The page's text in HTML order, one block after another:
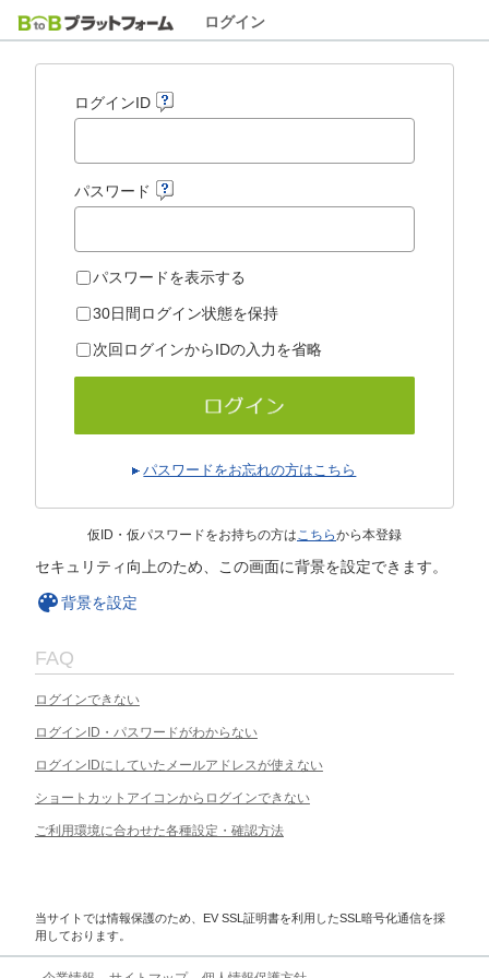
ログイン
ログインID
パスワード
パスワードを表示する
30日間ログイン状態を保持
次回ログインからIDの入力を省略
パスワードをお忘れの方はこちら
仮ID・仮パスワードをお持ちの方はこちらから本登録
セキュリティ向上のため、この画面に背景を設定できます。
背景を設定
FAQ
ログインできない
ログインID・パスワードがわからない
ログインIDにしていたメールアドレスが使えない
ショートカットアイコンからログインできない
ご利用環境に合わせた各種設定・確認方法
当サイトでは情報保護のため、EV SSL証明書を利用したSSL暗号化通信を採
用しております。